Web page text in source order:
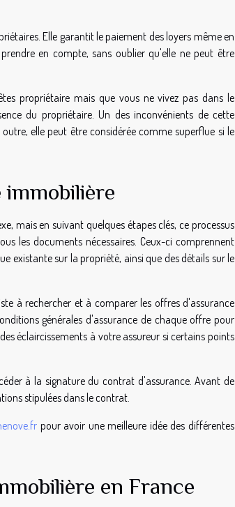
Elle garantit le paiement des loyers même en
en compte, sans oublier qu'elle ne peut être
propriétaire mais que vous ne vivez pas dans le
du propriétaire. Un des inconvénients de cette
elle peut être considérée comme superflue si le
mais en suivant quelques étapes clés, ce processus
les documents nécessaires. Ceux-ci comprennent
existante sur la propriété, ainsi que des détails sur le
à rechercher et à comparer les offres d'assurance
générales d'assurance de chaque offre pour
éclaircissements à votre assureur si certains points
à la signature du contrat d'assurance. Avant de
stipulées dans le contrat.
pour avoir une meilleure idée des différentes
en France